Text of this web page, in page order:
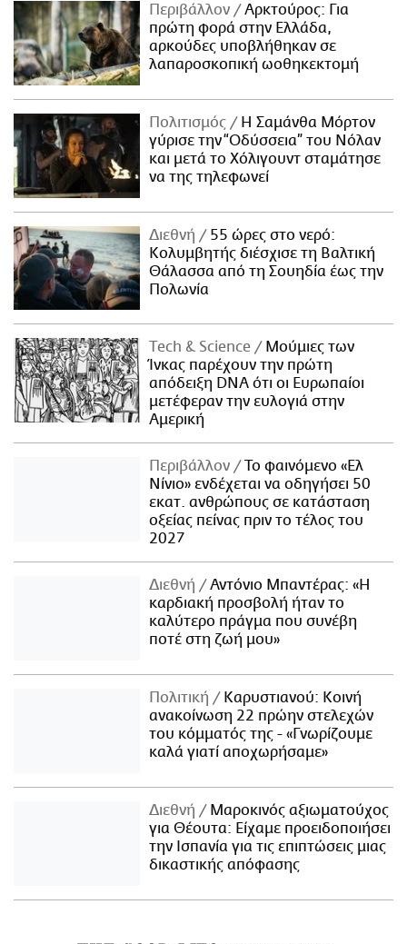
Περιβάλλον
Αρκτούρος: Για
πρώτη φορά στην Ελλάδα,
αρκούδες υποβλήθηκαν σε
λαπαροσκοπική ωοθηκεκτομή
Πολιτισμός
Η Σαμάνθα Μόρτον
γύρισε την “Οδύσσεια” του Νόλαν
και μετά το Χόλιγουντ σταμάτησε
να της τηλεφωνεί
Διεθνή
55 ώρες στο νερό:
Κολυμβητής διέσχισε τη Βαλτική
Θάλασσα από τη Σουηδία έως την
Πολωνία
Τech & Science
Μούμιες των
Ίνκας παρέχουν την πρώτη
απόδειξη DNA ότι οι Ευρωπαίοι
μετέφεραν την ευλογιά στην
Αμερική
Περιβάλλον
Το φαινόμενο «Ελ
Νίνιο» ενδέχεται να οδηγήσει 50
εκατ. ανθρώπους σε κατάσταση
οξείας πείνας πριν το τέλος του
2027
Διεθνή
Αντόνιο Μπαντέρας: «Η
καρδιακή προσβολή ήταν το
καλύτερο πράγμα που συνέβη
ποτέ στη ζωή μου»
Πολιτική
Καρυστιανού: Κοινή
ανακοίνωση 22 πρώην στελεχών
του κόμματός της - «Γνωρίζουμε
καλά γιατί αποχωρήσαμε»
Διεθνή
Μαροκινός αξιωματούχος
για Θέουτα: Είχαμε προειδοποιήσει
την Ισπανία για τις επιπτώσεις μιας
δικαστικής απόφασης